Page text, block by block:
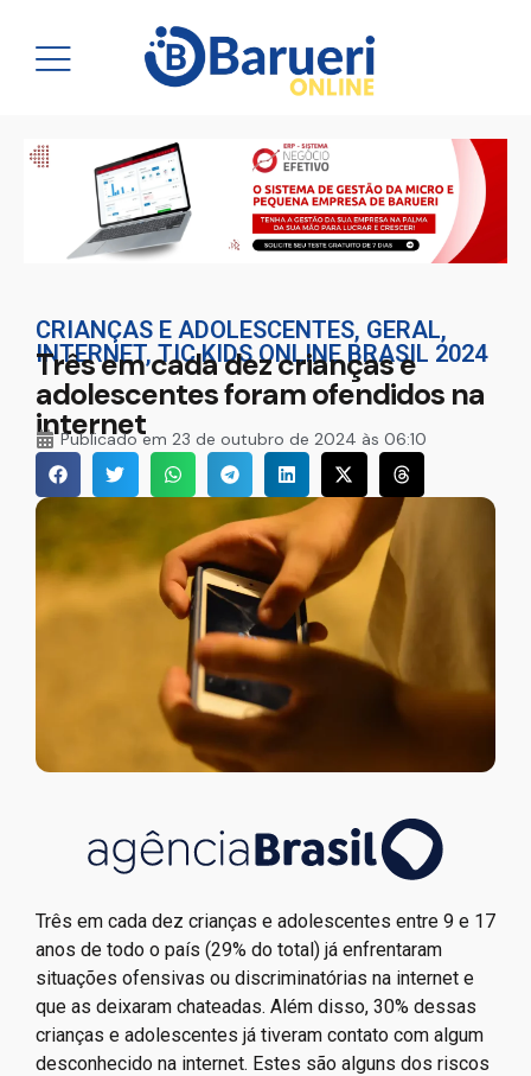
CRIANÇAS E ADOLESCENTES, GERAL,
INTERNET,TIC KIDS ONLINE BRASIL 2024
Três em cada dez crianças e
adolescentes foram ofendidos na
internet
Publicado em 23 de outubro de 2024 às 06:10
Três em cada dez crianças e adolescentes entre 9 e 17
anos de todo o país (29% do total) já enfrentaram
situações ofensivas ou discriminatórias na internet e
que as deixaram chateadas. Além disso, 30% dessas
crianças e adolescentes já tiveram contato com algum
desconhecido na internet. Estes são alguns dos riscos